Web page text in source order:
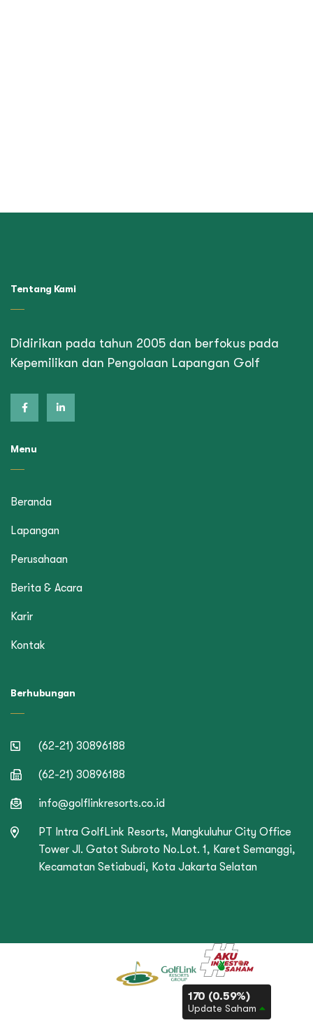
Tentang Kami
Didirikan pada tahun 2005 dan berfokus pada
Kepemilikan dan Pengolaan Lapangan Golf
Menu
Beranda
Lapangan
Perusahaan
Berita & Acara
Karir
Kontak
Berhubungan
(62-21) 30896188
(62-21) 30896188
info@golflinkresorts.co.id
PT Intra GolfLink Resorts, Mangkuluhur City Office
Tower Jl. Gatot Subroto No.Lot. 1, Karet Semanggi,
Kecamatan Setiabudi, Kota Jakarta Selatan
170 (0.59%)
Update Saham